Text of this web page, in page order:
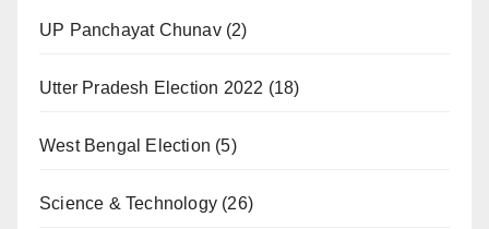
UP Panchayat Chunav(2)
Utter Pradesh Election 2022 (18)
West Bengal Election (5)
Science & Technology (26)